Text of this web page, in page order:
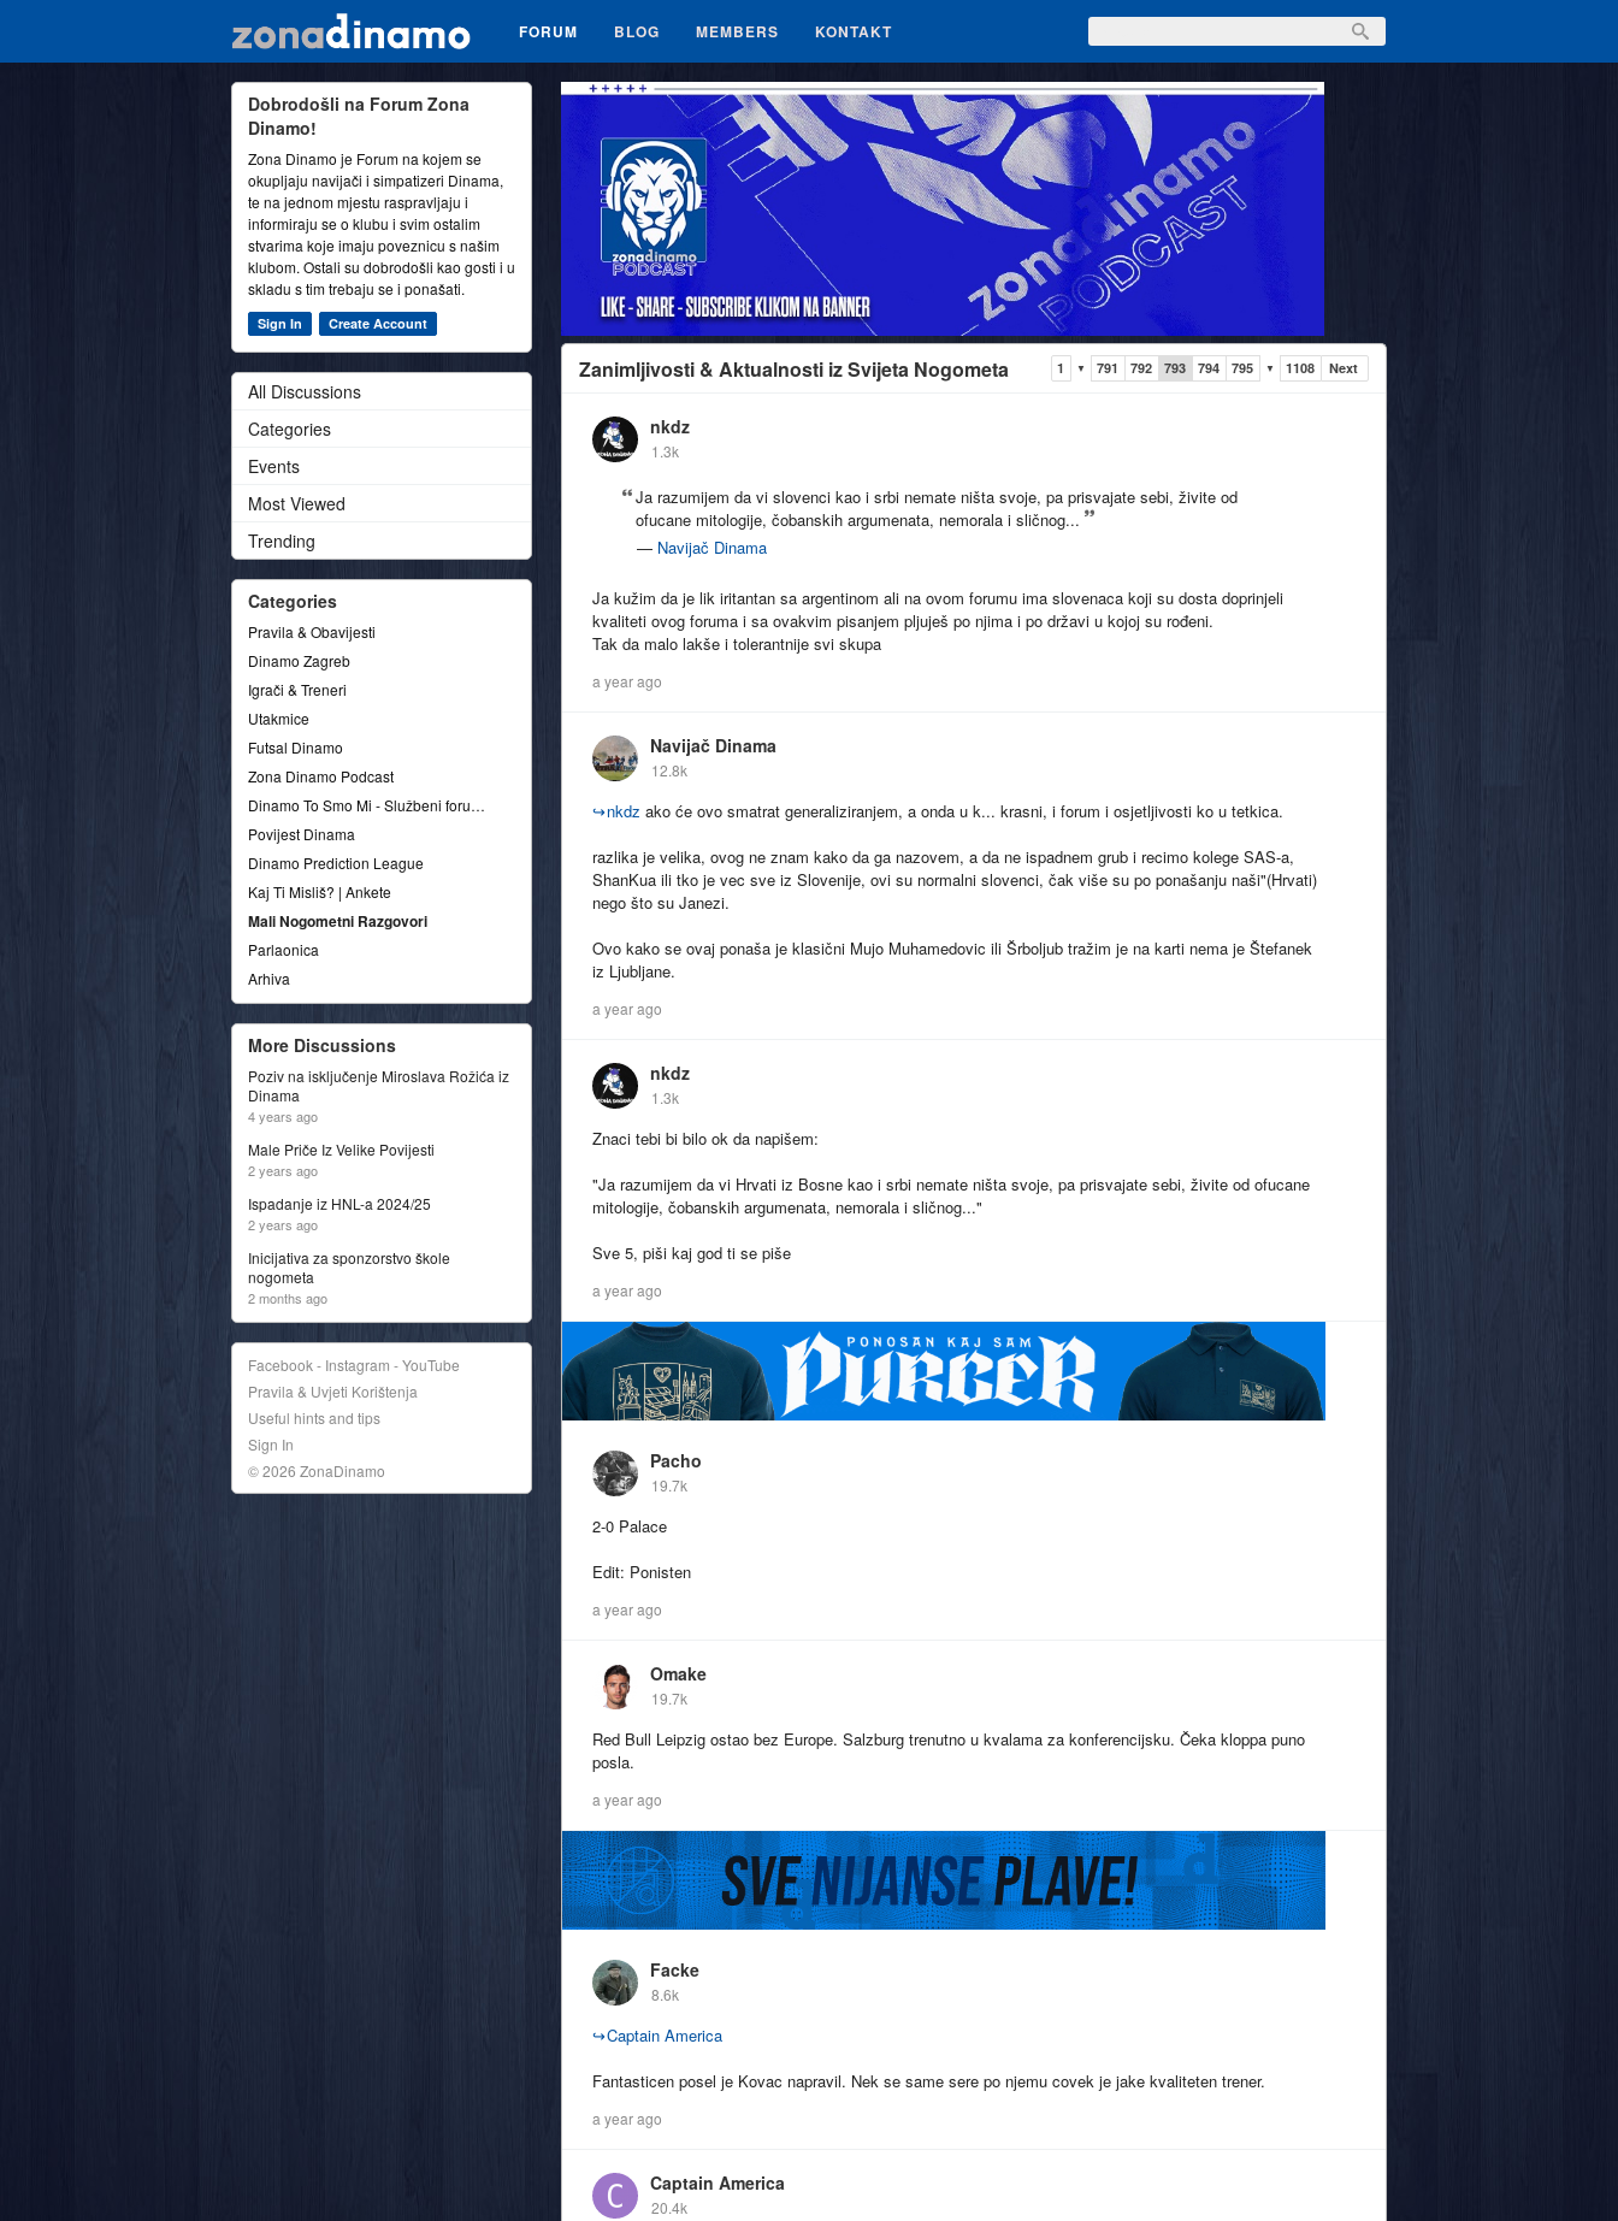
FORUM BLOG MEMBERS KONTAKT
Zanimljivosti & Aktualnosti iz Svijeta Nogometa 1 ▼ 791 792 793 794 795 ▼ 1108 Next
nkdz
1.3k
Ja razumijem da vi slovenci kao i srbi nemate ništa svoje, pa prisvajate sebi, živite od
ofucane mitologije, čobanskih argumenata, nemorala i sličnog...
— Navijač Dinama
Ja kužim da je lik iritantan sa argentinom ali na ovom forumu ima slovenaca koji su dosta doprinjeli
kvaliteti ovog foruma i sa ovakvim pisanjem pljuješ po njima i po državi u kojoj su rođeni.
Tak da malo lakše i tolerantnije svi skupa
a year ago
Navijač Dinama
12.8k
↪nkdz ako će ovo smatrat generaliziranjem, a onda u k... krasni, i forum i osjetljivosti ko u tetkica.
razlika je velika, ovog ne znam kako da ga nazovem, a da ne ispadnem grub i recimo kolege SAS-a,
ShanKua ili tko je vec sve iz Slovenije, ovi su normalni slovenci, čak više su po ponašanju naši"(Hrvati)
nego što su Janezi.
Ovo kako se ovaj ponaša je klasični Mujo Muhamedovic ili Šrboljub tražim je na karti nema je Štefanek
iz Ljubljane.
a year ago
nkdz
1.3k
Znaci tebi bi bilo ok da napišem:
"Ja razumijem da vi Hrvati iz Bosne kao i srbi nemate ništa svoje, pa prisvajate sebi, živite od ofucane
mitologije, čobanskih argumenata, nemorala i sličnog..."
Sve 5, piši kaj god ti se piše
a year ago
Pacho
19.7k
2-0 Palace
Edit: Ponisten
a year ago
Omake
19.7k
Red Bull Leipzig ostao bez Europe. Salzburg trenutno u kvalama za konferencijsku. Čeka kloppa puno
posla.
a year ago
Facke
8.6k
↪Captain America
Fantasticen posel je Kovac napravil. Nek se same sere po njemu covek je jake kvaliteten trener.
a year ago
Captain America
20.4k
Dobrodošli na Forum Zona
Dinamo!
Zona Dinamo je Forum na kojem se
okupljaju navijači i simpatizeri Dinama,
te na jednom mjestu raspravljaju i
informiraju se o klubu i svim ostalim
stvarima koje imaju poveznicu s našim
klubom. Ostali su dobrodošli kao gosti i u
skladu s tim trebaju se i ponašati.
Sign In Create Account
All Discussions
Categories
Events
Most Viewed
Trending
Categories
Pravila & Obavijesti
Dinamo Zagreb
Igrači & Treneri
Utakmice
Futsal Dinamo
Zona Dinamo Podcast
Dinamo To Smo Mi - Službeni forum udruge
Povijest Dinama
Dinamo Prediction League
Kaj Ti Misliš? | Ankete
Mali Nogometni Razgovori
Parlaonica
Arhiva
More Discussions
Poziv na isključenje Miroslava Rožića iz
Dinama
4 years ago
Male Priče Iz Velike Povijesti
2 years ago
Ispadanje iz HNL-a 2024/25
2 years ago
Inicijativa za sponzorstvo škole
nogometa
2 months ago
Facebook - Instagram - YouTube
Pravila & Uvjeti Korištenja
Useful hints and tips
Sign In
© 2026 ZonaDinamo